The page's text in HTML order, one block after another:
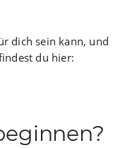
dich sein kann, und
du hier: